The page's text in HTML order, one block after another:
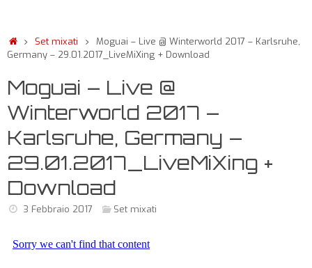
Set mixati
Moguai – Live @ Winterworld 2017 – Karlsruhe,
Germany – 29.01.2017_LiveMiXing + Download
Moguai – Live @
Winterworld 2017 –
Karlsruhe, Germany –
29.01.2017_LiveMiXing +
Download
3 Febbraio 2017 Set mixati